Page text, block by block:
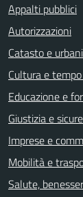
Appalti pubblici
Autorizzazioni
Catasto e
Cultura e
Educazione e
Giustizia e
Imprese e
Mobilità e
Salute,